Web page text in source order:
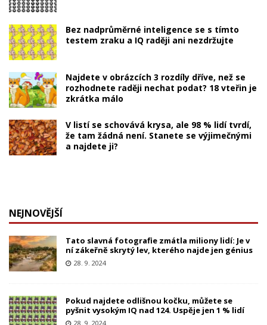
Bez nadprůměrné inteligence se s tímto
testem zraku a IQ raději ani nezdržujte
Najdete v obrázcích 3 rozdíly dříve, než se
rozhodnete raději nechat podat? 18 vteřin je
zkrátka málo
V listí se schovává krysa, ale 98 % lidí tvrdí,
že tam žádná není. Stanete se výjimečnými
a najdete ji?
NEJNOVĚJŠÍ
Tato slavná fotografie zmátla miliony lidí: Je v
ní zákeřně skrytý lev, kterého najde jen génius
28. 9. 2024
Pokud najdete odlišnou kočku, můžete se
pyšnit vysokým IQ nad 124. Uspěje jen 1 % lidí
28. 9. 2024